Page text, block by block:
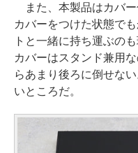
また、本製品はカバー
カバーをつけた状態で
トと一緒に持ち運ぶの
カバーはスタンド兼用
らあまり後ろに倒せな
いところだ。